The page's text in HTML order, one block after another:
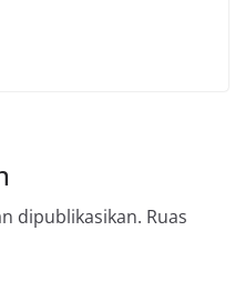
dipublikasikan. Ruas